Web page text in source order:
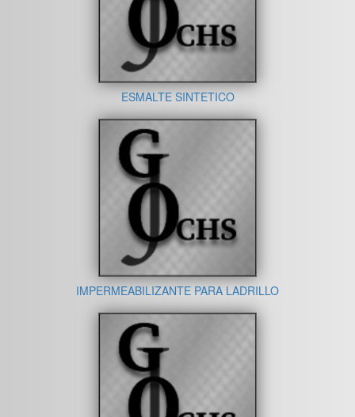
ESMALTE SINTETICO
IMPERMEABILIZANTE PARA LADRILLO